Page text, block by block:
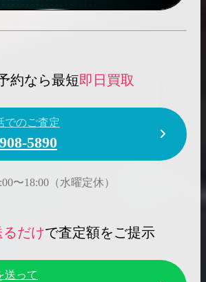
約なら最短即日買取
でのご査定
5890
〜18:00（水曜定休）
だけで査定額をご提示
送って